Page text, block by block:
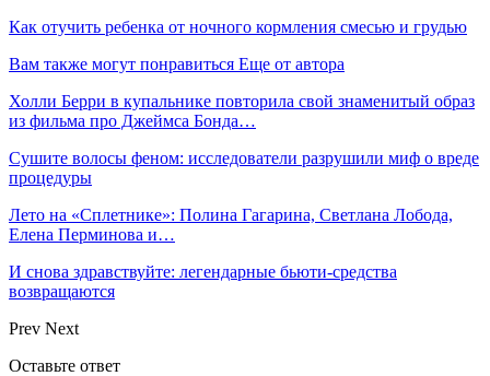
Как отучить ребенка от ночного кормления смесью и грудью
Вам также могут понравиться Еще от автора
Холли Берри в купальнике повторила свой знаменитый образ
из фильма про Джеймса Бонда…
Сушите волосы феном: исследователи разрушили миф о вреде
процедуры
Лето на «Сплетнике»: Полина Гагарина, Светлана Лобода,
Елена Перминова и…
И снова здравствуйте: легендарные бьюти-средства
возвращаются
Prev Next
Оставьте ответ